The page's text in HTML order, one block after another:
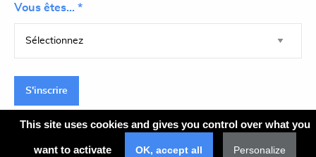
Vous êtes... *
S'inscrire
This site uses cookies and gives you control over what you
want to activate OK, accept all Personalize